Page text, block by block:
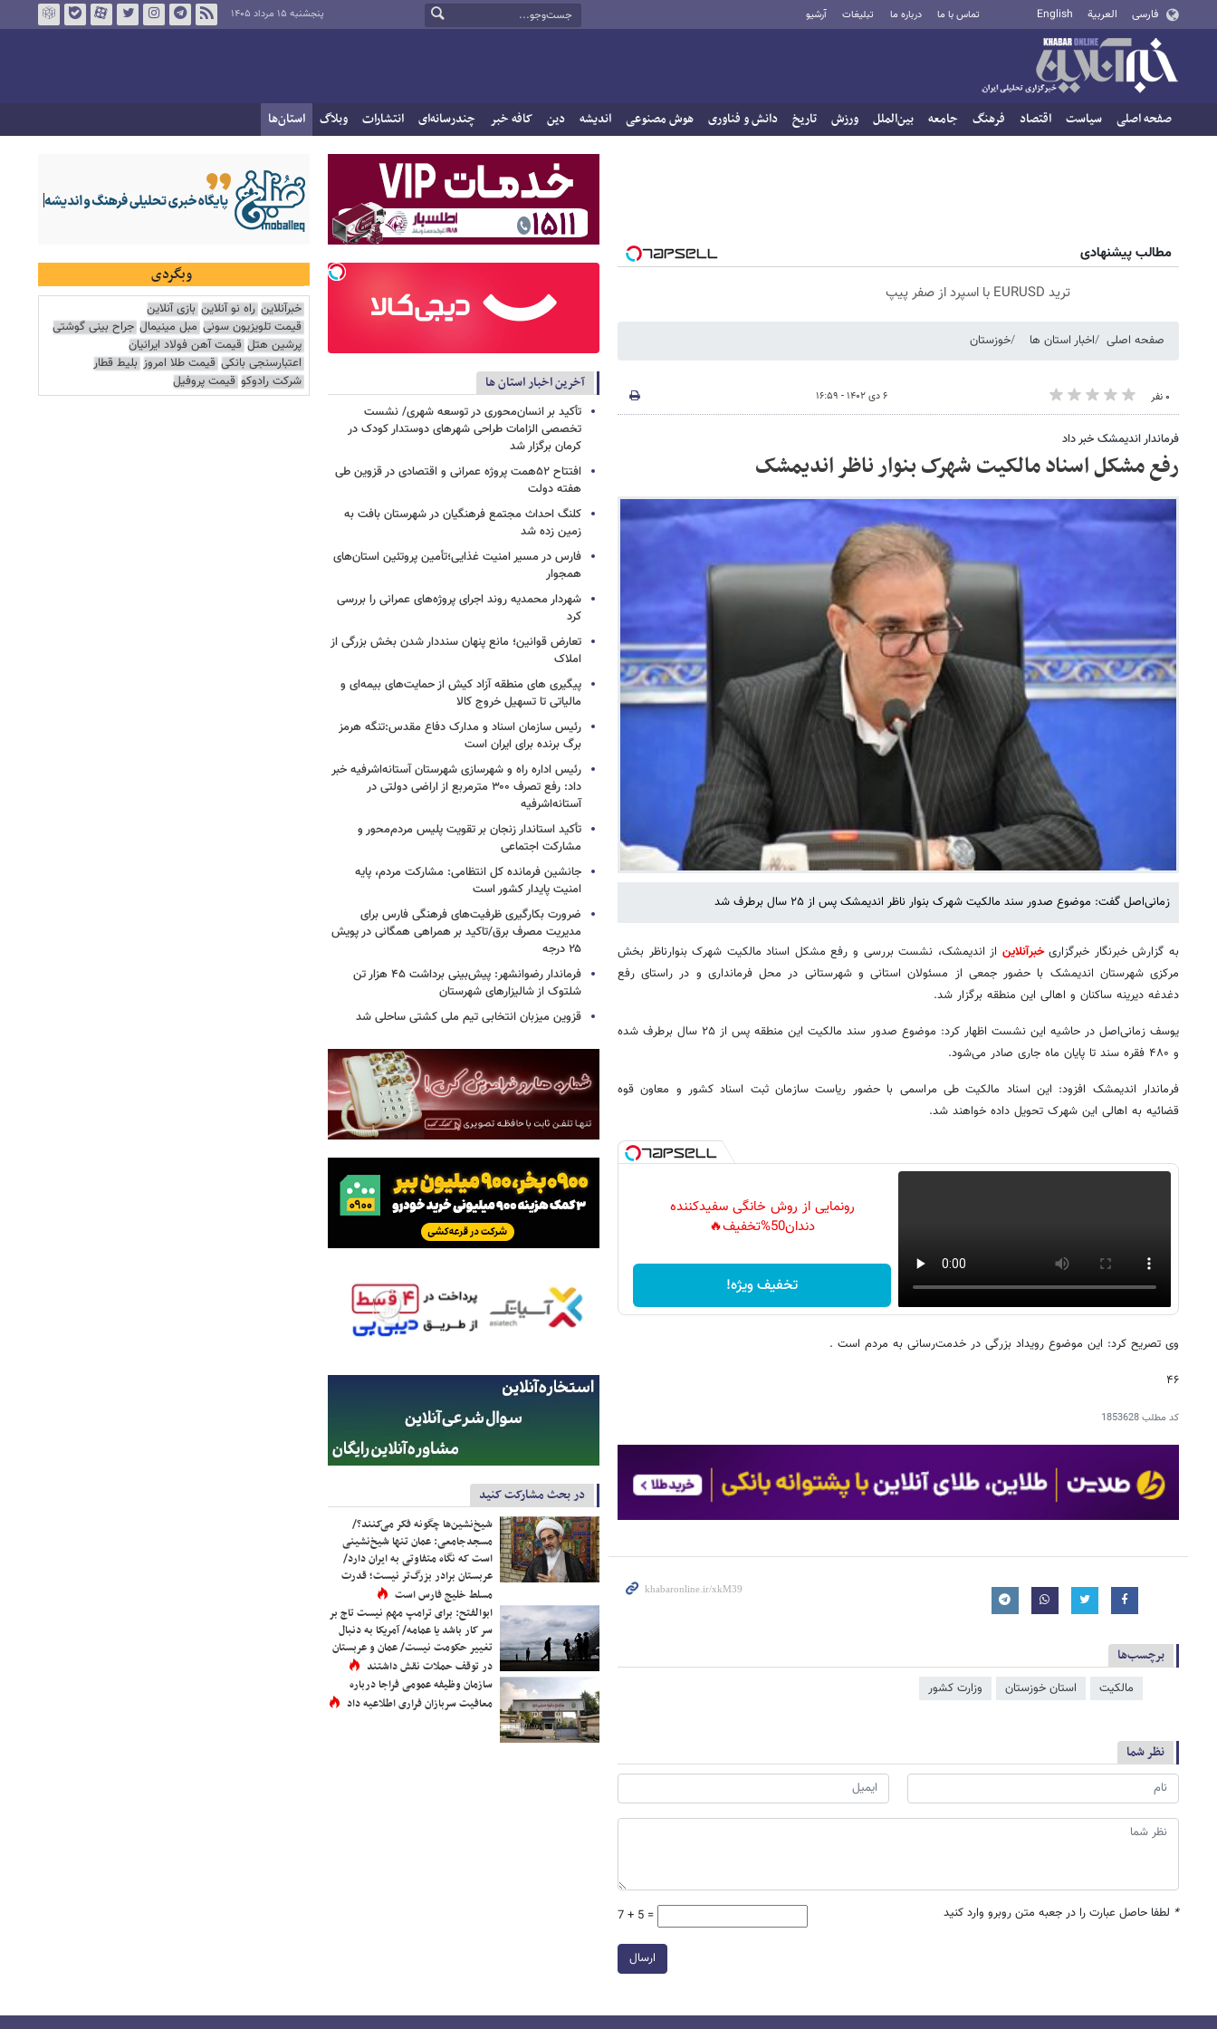
فارسی العربية English تماس با ما درباره ما تبلیغات آرشیو پنجشنبه ۱۵ مرداد ۱۴۰۵
صفحه اصلی سیاست اقتصاد فرهنگ جامعه بین‌الملل ورزش تاریخ دانش و فناوری هوش مصنوعی اندیشه دین کافه خبر چندرسانه‌ای انتشارات وبلاگ استان‌ها
مطالب پیشنهادی
ترید EURUSD با اسپرد از صفر پیپ
صفحه اصلی اخبار استان ها خوزستان
۰ نفر ۶ دی ۱۴۰۲ - ۱۶:۵۹
فرماندار اندیمشک خبر داد
رفع مشکل اسناد مالکیت شهرک بنوار ناظر اندیمشک
زمانی‌اصل گفت: موضوع صدور سند مالکیت شهرک بنوار ناظر اندیمشک پس از ۲۵ سال برطرف شد
به گزارش خبرنگار خبرگزاریخبرآنلاین از اندیمشک، نشست بررسی و رفع مشکل اسناد مالکیت شهرک بنوارناظر بخش
مرکزی شهرستان اندیمشک با حضور جمعی از مسئولان استانی و شهرستانی در محل فرمانداری و در راستای رفع
دغدغه دیرینه ساکنان و اهالی این منطقه برگزار شد.
یوسف زمانی‌اصل در حاشیه این نشست اظهار کرد: موضوع صدور سند مالکیت این منطقه پس از ۲۵ سال برطرف شده
و ۴۸۰ فقره سند تا پایان ماه جاری صادر می‌شود.
فرماندار اندیمشک افزود: این اسناد مالکیت طی مراسمی با حضور ریاست سازمان ثبت اسناد کشور و معاون قوه
قضائیه به اهالی این شهرک تحویل داده خواهند شد.
رونمایی از روش خانگی سفیدکننده
دندان50%تخفیف🔥
تخفیف ویژه!
وی تصریح کرد: این موضوع رویداد بزرگی در خدمت‌رسانی به مردم است .
۴۶
کد مطلب1853628
برچسب‌ها
مالکیت استان خوزستان وزارت کشور
نظر شما
* لطفا حاصل عبارت را در جعبه متن روبرو وارد کنید 7 + 5 =
ارسال
آخرین اخبار استان ها
تأکید بر انسان‌محوری در توسعه شهری/ نشست
تخصصی الزامات طراحی شهرهای دوستدار کودک در
کرمان برگزار شد
افتتاح ۵۲همت پروژه عمرانی و اقتصادی در قزوین طی
هفته دولت
کلنگ احداث مجتمع فرهنگیان در شهرستان بافت به
زمین زده شد
فارس در مسیر امنیت غذایی؛تأمین‌ پروتئین استان‌های
همجوار
شهردار محمدیه روند اجرای پروژه‌های عمرانی را بررسی
کرد
تعارض قوانین؛ مانع پنهان سنددار شدن بخش بزرگی از
املاک
پیگیری های منطقه آزاد کیش از حمایت‌های بیمه‌ای و
مالیاتی تا تسهیل خروج کالا
رئیس سازمان اسناد و مدارک دفاع مقدس:تنگه هرمز
برگ برنده برای ایران است
رئیس اداره راه و شهرسازی شهرستان آستانه‌اشرفیه خبر
داد: رفع تصرف ۳۰۰ مترمربع از اراضی دولتی در
آستانه‌اشرفیه
تأکید استاندار زنجان بر تقویت پلیس مردم‌محور و
مشارکت اجتماعی
جانشین فرمانده کل انتظامی: مشارکت مردم، پایه
امنیت پایدار کشور است
ضرورت بکارگیری ظرفیت‌های فرهنگی فارس برای
مدیریت مصرف برق/تاکید بر همراهی همگانی در پویش
۲۵ درجه
فرماندار رضوانشهر: پیش‌بینی برداشت ۴۵ هزار تن
شلتوک از شالیزارهای شهرستان
قزوین میزبان انتخابی تیم ملی کشتی ساحلی شد
در بحث مشارکت کنید
شیخ‌نشین‌ها چگونه فکر می‌کنند؟/
مسجدجامعی: عمان تنها شیخ‌نشینی
است که نگاه متفاوتی به ایران دارد/
عربستان برادر بزرگ‌تر نیست؛ قدرت
مسلط خلیج فارس است
ابوالفتح: برای ترامپ مهم نیست تاج بر
سر کار باشد یا عمامه/ آمریکا به دنبال
تغییر حکومت نیست/ عمان و عربستان
در توقف حملات نقش داشتند
سازمان وظیفه عمومی فراجا درباره
معافیت سربازان فراری اطلاعیه داد
وبگردی
خبرآنلاین راه نو آنلاین بازی آنلاین
قیمت تلویزیون سونی مبل مینیمال جراح بینی گوشتی
پرشین هتل قیمت آهن فولاد ایرانیان
اعتبارسنجی بانکی قیمت طلا امروز بلیط قطار
شرکت رادوکو قیمت پروفیل